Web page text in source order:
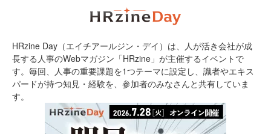
HRzine Day（エイチアールジン・デイ）は、人が活き会社が成
長する人事のWebマガジン「HRzine」が主催するイベントで
す。毎回、人事の重要課題を1つテーマに設定し、識者やエキス
パードが持つ知見・経験を、参加者のみなさんと共有していま
す。